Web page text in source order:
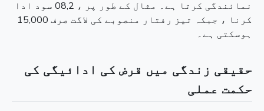
نمائندگی کرتا ہے۔ مثال کے طور پر ، 08,2 سود ادا
کرنا ، جبکہ تیز رفتار منصوبے کی لاگت صرف 15,000
ہوسکتی ہے۔
حقیقی زندگی میں قرض کی ادائیگی کی
حکمت عملی